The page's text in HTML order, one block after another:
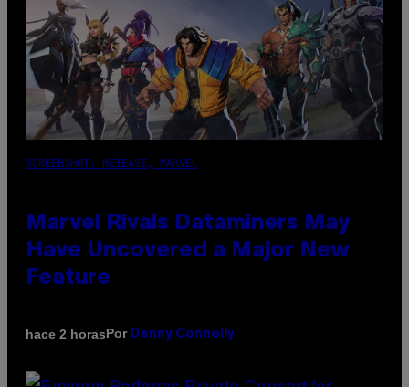
SCREENSHOT: NETEASE, MARVEL
Marvel Rivals Dataminers May
Have Uncovered a Major New
Feature
hace 2 horasPor Denny Connolly